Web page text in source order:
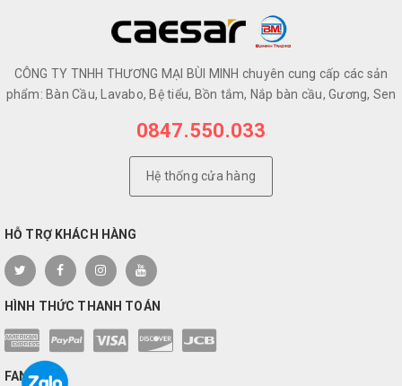
CÔNG TY TNHH THƯƠNG MẠI BÙI MINH chuyên cung cấp các sản
phẩm: Bàn Cầu, Lavabo, Bệ tiểu, Bồn tắm, Nắp bàn cầu, Gương, Sen
0847.550.033
Hệ thống cửa hàng
HỖ TRỢ KHÁCH HÀNG
HÌNH THỨC THANH TOÁN
FANPAGE